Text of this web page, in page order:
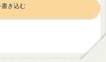
書き込む